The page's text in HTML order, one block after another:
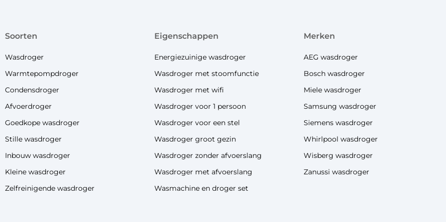
soorten
Wasdroger
Warmtepompdroger
Condensdroger
Afvoerdroger
Goedkope wasdroger
Stille wasdroger
Inbouw wasdroger
Kleine wasdroger
Zelfreinigende wasdroger
eigenschappen
Energiezuinige wasdroger
Wasdroger met stoomfunctie
Wasdroger met wifi
Wasdroger voor 1 persoon
Wasdroger voor een stel
Wasdroger groot gezin
Wasdroger zonder afvoerslang
Wasdroger met afvoerslang
Wasmachine en droger set
merken
AEG wasdroger
Bosch wasdroger
Miele wasdroger
Samsung wasdroger
Siemens wasdroger
Whirlpool wasdroger
Wisberg wasdroger
Zanussi wasdroger